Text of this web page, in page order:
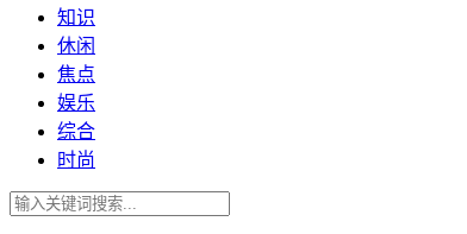
知识
休闲
焦点
娱乐
综合
时尚